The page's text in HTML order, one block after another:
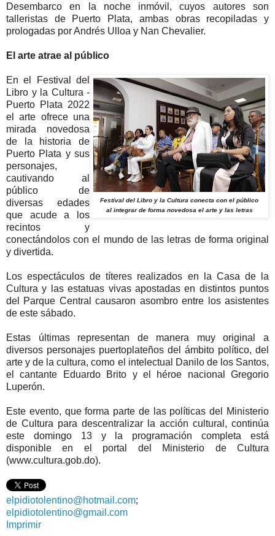
Desembarco en la noche inmóvil, cuyos autores son
talleristas de Puerto Plata, ambas obras recopiladas y
prologadas por Andrés Ulloa y Nan Chevalier.
El arte atrae al público
Festival del Libro y la Cultura conecta con el público
al integrar de forma novedosa el arte y las letras
En el Festival del
Libro y la Cultura -
Puerto Plata 2022
el arte ofrece una
mirada novedosa
de la historia de
Puerto Plata y sus
personajes,
cautivando al
público de
diversas edades
que acude a los
recintos y
conectándolos con el mundo de las letras de forma original
y divertida.
Los espectáculos de títeres realizados en la Casa de la
Cultura y las estatuas vivas apostadas en distintos puntos
del Parque Central causaron asombro entre los asistentes
de este sábado.
Estas últimas representan de manera muy original a
diversos personajes puertoplateños del ámbito político, del
arte y de la cultura, como el intelectual Danilo de los Santos,
el cantante Eduardo Brito y el héroe nacional Gregorio
Luperón.
Este evento, que forma parte de las políticas del Ministerio
de Cultura para descentralizar la acción cultural, continúa
este domingo 13 y la programación completa está
disponible en el portal del Ministerio de Cultura
(www.cultura.gob.do).
elpidiotolentino@hotmail.com;
elpidiotolentino@gmail.com
Imprimir